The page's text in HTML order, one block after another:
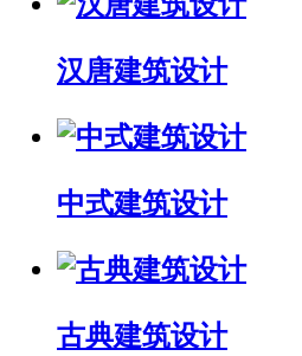
汉唐建筑设计
中式建筑设计
古典建筑设计